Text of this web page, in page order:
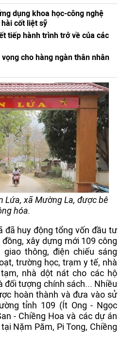
dụng khoa học-công nghệ
cốt liệt sỹ
tiếp hành trình trở về của các
cho hàng ngàn thân nhân
Lứa, xã Mường La, được bê
hóa.
đã huy động tổng vốn đầu tư
xây dựng mới 109 công
thông, điện chiếu sáng
trường học, trạm y tế, nhà
nhà dột nát cho các hộ
đối tượng chính sách... Nhiều
hoàn thành và đưa vào sử
tỉnh 109 (Ít Ong - Ngọc
- Chiềng Hoa và các dự án
Nặm Păm, Pi Tong, Chiềng